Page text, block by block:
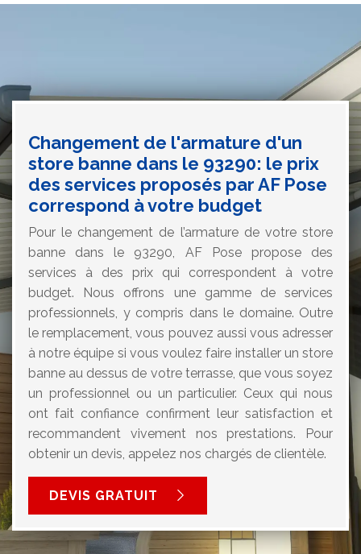
Changement de l'armature d'un
store banne dans le 93290: le prix
des services proposés par AF Pose
correspond à votre budget
Pour le changement de l’armature de votre store
banne dans le 93290, AF Pose propose des
services à des prix qui correspondent à votre
budget. Nous offrons une gamme de services
professionnels, y compris dans le domaine. Outre
le remplacement, vous pouvez aussi vous adresser
à notre équipe si vous voulez faire installer un store
banne au dessus de votre terrasse, que vous soyez
un professionnel ou un particulier. Ceux qui nous
ont fait confiance confirment leur satisfaction et
recommandent vivement nos prestations. Pour
obtenir un devis, appelez nos chargés de clientèle.
DEVIS GRATUIT